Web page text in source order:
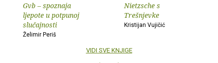
Gvb – spoznaja
ljepote u potpunoj
slučajnosti
Želimir Periš
Nietzsche s
Trešnjevke
Kristijan Vujičić
VIDI SVE KNJIGE